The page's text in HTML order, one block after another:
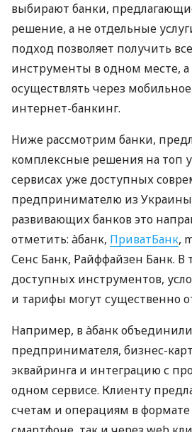
выбирают банки,
решение, а не отдельные
подход позволяет получить
инструменты в одном месте,
осуществлять через
интернет-банкинг.
Ниже рассмотрим банки,
комплексные решения на топ
сервисах уже доступных
предпринимателю из
развивающих банков это
отметить: àбанк, ПриватБанк,
Сенс Банк, Райффайзен Банк. В
доступных инструментов,
и тарифы могут существенно
Например, в àбанк
предпринимателя, бизнес-
эквайринга и интеграцию с
одном сервисе. Клиенту
счетам и операциям в формате